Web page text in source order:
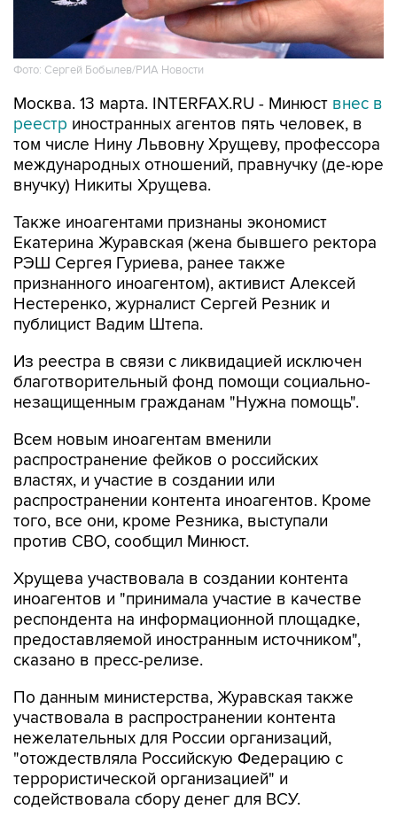
Фото: Сергей Бобылев/РИА Новости
Москва. 13 марта. INTERFAX.RU - Минюст внес в
реестр иностранных агентов пять человек, в
том числе Нину Львовну Хрущеву, профессора
международных отношений, правнучку (де-юре
внучку) Никиты Хрущева.
Также иноагентами признаны экономист
Екатерина Журавская (жена бывшего ректора
РЭШ Сергея Гуриева, ранее также
признанного иноагентом), активист Алексей
Нестеренко, журналист Сергей Резник и
публицист Вадим Штепа.
Из реестра в связи с ликвидацией исключен
благотворительный фонд помощи социально-
незащищенным гражданам "Нужна помощь".
Всем новым иноагентам вменили
распространение фейков о российских
властях, и участие в создании или
распространении контента иноагентов. Кроме
того, все они, кроме Резника, выступали
против СВО, сообщил Минюст.
Хрущева участвовала в создании контента
иноагентов и "принимала участие в качестве
респондента на информационной площадке,
предоставляемой иностранным источником",
сказано в пресс-релизе.
По данным министерства, Журавская также
участвовала в распространении контента
нежелательных для России организаций,
"отождествляла Российскую Федерацию с
террористической организацией" и
содействовала сбору денег для ВСУ.